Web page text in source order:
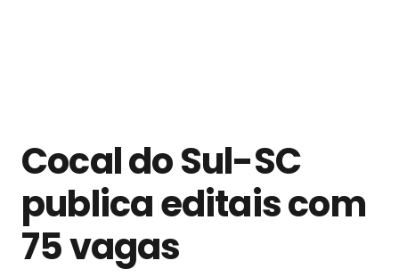
Cocal do Sul-SC
publica editais com
75 vagas